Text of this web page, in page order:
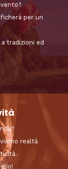
per un
tradizioni ed
realtà